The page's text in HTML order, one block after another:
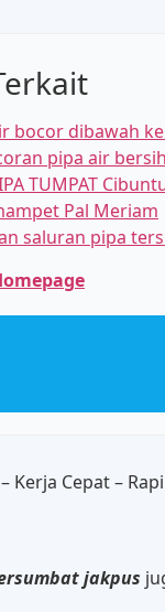
bocor dibawah
pipa air
TUMPAT
Pal Meriam
saluran pipa
Kerja Cepat –
jakpus